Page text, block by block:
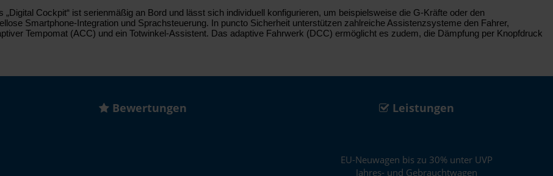
Cockpit“ ist serienmäßig an Bord und lässt sich individuell konfigurieren, um beispielsweise die G-Kräfte oder den
Smartphone-Integration und Sprachsteuerung. In puncto Sicherheit unterstützen zahlreiche Assistenzsysteme den Fahrer,
Tempomat (ACC) und ein Totwinkel-Assistent. Das adaptive Fahrwerk (DCC) ermöglicht es zudem, die Dämpfung per Knopfdruck
Bewertungen Leistungen
EU-Neuwagen bis zu 30% unter UVP
Jahres- und Gebrauchtwagen